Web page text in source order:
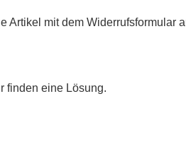
mit dem Widerrufsformular
finden eine Lösung.